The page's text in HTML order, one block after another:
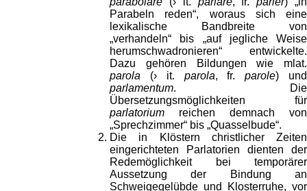
Parabeln reden“, woraus sich eine
lexikalische Bandbreite von
„verhandeln“ bis „auf jegliche Weise
herumschwadronieren“ entwickelte.
Dazu gehören Bildungen wie mlat.
parola (› it. parola, fr.parole) und
parlamentum. Die
Übersetzungsmöglichkeiten für
parlatorium reichen demnach von
„Sprechzimmer“ bis „Quasselbude“.
Die in Klöstern christlicher Zeiten
eingerichteten Parlatorien dienten der
Redemöglichkeit bei temporärer
Aussetzung der Bindung an
Schweigegelübde und Klosterruhe, vor